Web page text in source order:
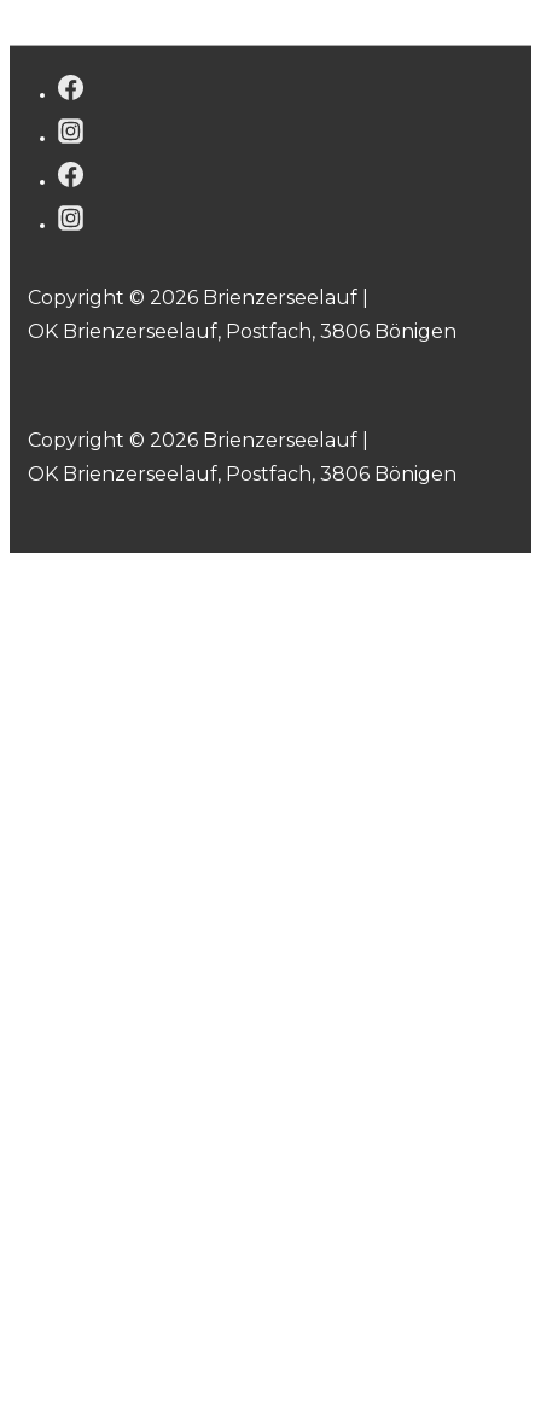
Copyright © 2026 Brienzerseelauf |
OK Brienzerseelauf, Postfach, 3806 Bönigen
Copyright © 2026 Brienzerseelauf |
OK Brienzerseelauf, Postfach, 3806 Bönigen